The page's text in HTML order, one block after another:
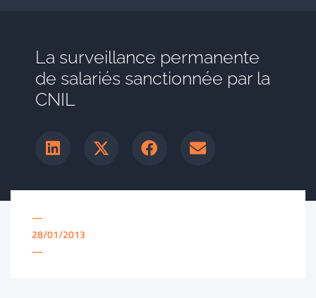
La surveillance permanente
de salariés sanctionnée par la
CNIL
—
28/01/2013
—